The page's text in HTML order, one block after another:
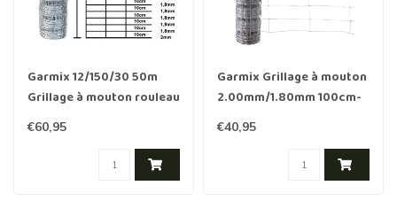
Garmix 12/150/30 50m
Grillage à mouton rouleau
2.00/1.80mm
€60,95
Garmix Grillage à mouton
2.00mm/1.80mm 100cm-
8-30cm 50m Galvanisée
€40,95